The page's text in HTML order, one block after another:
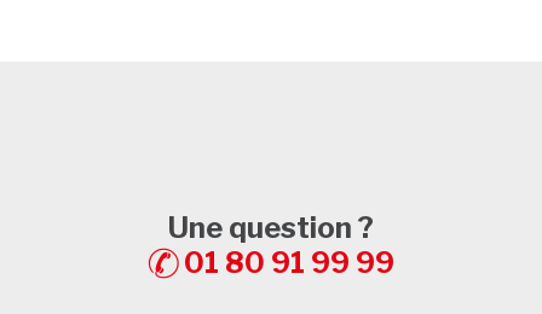
Une question ?
01 80 91 99 99